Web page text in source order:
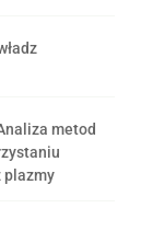
metod
plazmy